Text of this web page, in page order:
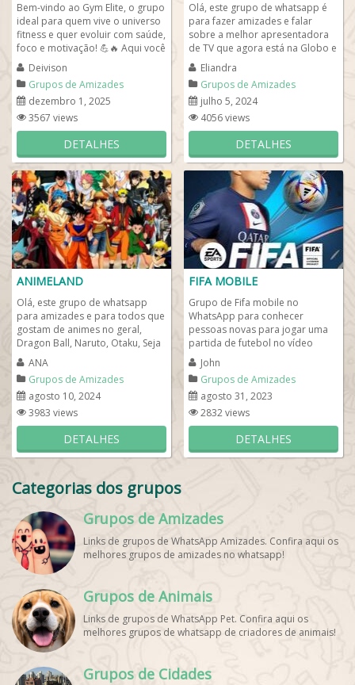
Bem-vindo ao Gym Elite, o grupo
ideal para quem vive o universo
fitness e quer evoluir com saúde,
foco e motivação! 💪🔥 Aqui você
encontra um espaço...
Deivison
Grupos de Amizades
dezembro 1, 2025
3567 views
DETALHES
Olá, este grupo de whatsapp é
para fazer amizades e falar
sobre a melhor apresentadora
de TV que agora está na Globo e
se quiser saber mais e é fã da...
Eliandra
Grupos de Amizades
julho 5, 2024
4056 views
DETALHES
ANIMELAND
Olá, este grupo de whatsapp
para amizades e para todos que
gostam de animes no geral,
Dragon Ball, Naruto, Otaku, Seja
bem-vindo ao melhor grupo
bacana para...
ANA
Grupos de Amizades
agosto 10, 2024
3983 views
DETALHES
FIFA MOBILE
Grupo de Fifa mobile no
WhatsApp para conhecer
pessoas novas para jogar uma
partida de futebol no vídeo
game e tal. Venha fazer parte do
melhor grupo de...
John
Grupos de Amizades
agosto 31, 2023
2832 views
DETALHES
Categorias dos grupos
Grupos de Amizades
Links de grupos de WhatsApp Amizades. Confira aqui os
melhores grupos de amizades no whatsapp!
Grupos de Animais
Links de grupos de WhatsApp Pet. Confira aqui os
melhores grupos de whatsapp de criadores de animais!
Grupos de Cidades